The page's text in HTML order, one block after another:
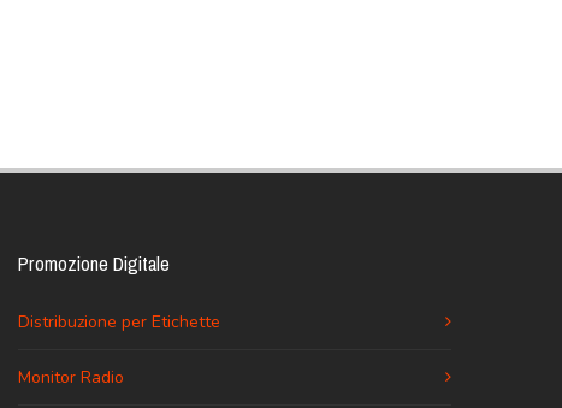
Promozione Digitale
Distribuzione per Etichette
Monitor Radio